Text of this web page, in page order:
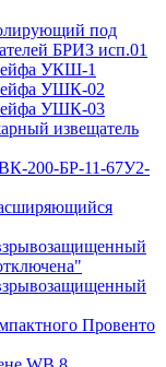
под
БРИЗ исп.01
УКШ-1
УШК-02
УШК-03
извещатель
200-БР-11-67У2-
Провенто